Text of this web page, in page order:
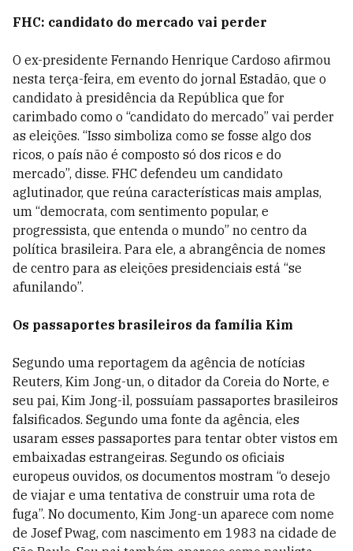
FHC: candidato do mercado vai perder
O ex-presidente Fernando Henrique Cardoso afirmou
nesta terça-feira, em evento do jornal Estadão, que o
candidato à presidência da República que for
carimbado como o “candidato do mercado” vai perder
as eleições. “Isso simboliza como se fosse algo dos
ricos, o país não é composto só dos ricos e do
mercado”, disse. FHC defendeu um candidato
aglutinador, que reúna características mais amplas,
um “democrata, com sentimento popular, e
progressista, que entenda o mundo” no centro da
política brasileira. Para ele, a abrangência de nomes
de centro para as eleições presidenciais está “se
afunilando”.
Os passaportes brasileiros da família Kim
Segundo uma reportagem da agência de notícias
Reuters, Kim Jong-un, o ditador da Coreia do Norte, e
seu pai, Kim Jong-il, possuíam passaportes brasileiros
falsificados. Segundo uma fonte da agência, eles
usaram esses passaportes para tentar obter vistos em
embaixadas estrangeiras. Segundo os oficiais
europeus ouvidos, os documentos mostram “o desejo
de viajar e uma tentativa de construir uma rota de
fuga”. No documento, Kim Jong-un aparece com nome
de Josef Pwag, com nascimento em 1983 na cidade de